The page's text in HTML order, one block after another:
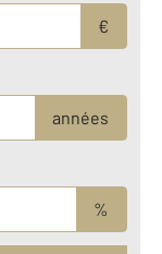
€
années
%